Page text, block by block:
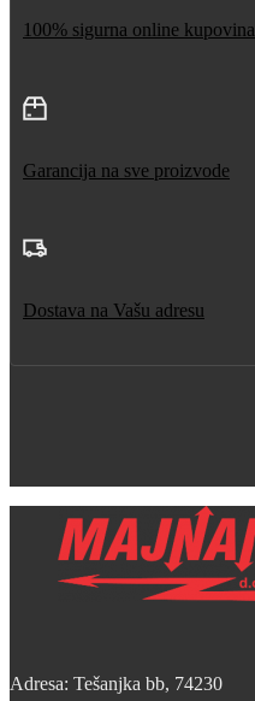
100% sigurna online kupovina
Garancija na sve proizvode
Dostava na Vašu adresu
Adresa: Tešanjka bb, 74230